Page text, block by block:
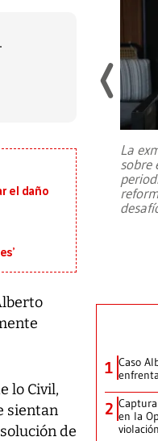
el daño
lo Civil,
sientan
de
una
La
sobre
1 Caso
2 en la